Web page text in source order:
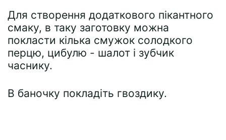
Для створення додаткового пікантного
смаку, в таку заготовку можна
покласти кілька смужок солодкого
перцю, цибулю - шалот і зубчик
часнику.
В баночку покладіть гвоздику.